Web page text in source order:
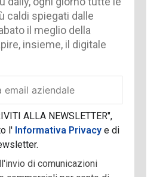
caldi spiegati dalle
il meglio della
insieme, il digitale
ALLA NEWSLETTER",
l' Informativa Privacye di
di comunicazioni